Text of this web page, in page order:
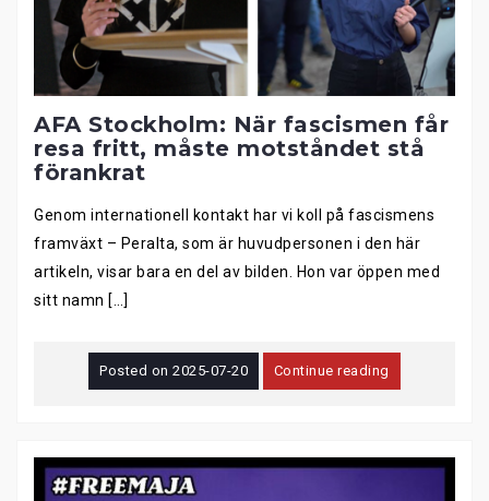
AFA Stockholm: När fascismen får
resa fritt, måste motståndet stå
förankrat
Genom internationell kontakt har vi koll på fascismens
framväxt – Peralta, som är huvudpersonen i den här
artikeln, visar bara en del av bilden. Hon var öppen med
sitt namn […]
Posted on2025-07-20 Continue reading